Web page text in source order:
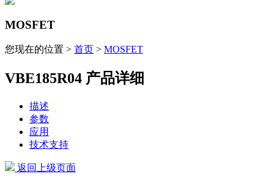
MOSFET
您现在的位置 > 首页 > MOSFET
VBE185R04 产品详细
描述
参数
应用
技术支持
返回上级页面